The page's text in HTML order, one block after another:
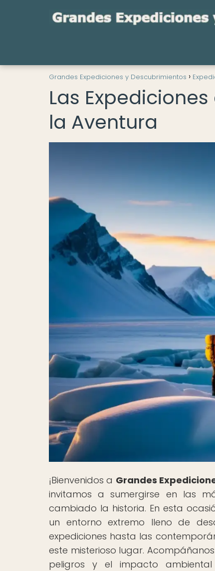
Grandes Expediciones y Descubrimientos
Las
la Aventura
¡Bienvenidos a Grandes
invitamos a sumergirse en las
cambiado la historia. En esta
un entorno extremo lleno de
expediciones hasta las
este misterioso lugar.
peligros y el impacto ambiental